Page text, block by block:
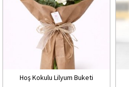
Hoş Kokulu Lilyum Buketi